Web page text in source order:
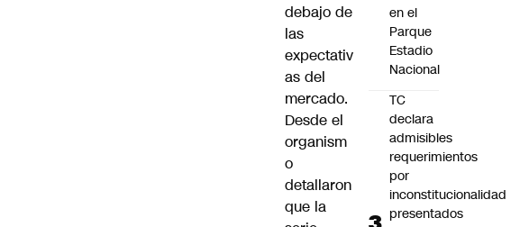
debajo de
las
expectativ
as del
mercado.
Desde el
organism
o
detallaron
que la
en el
Parque
Estadio
Nacional
TC
declara
admisibles
requerimientos
por
inconstitucionalidad
presentados